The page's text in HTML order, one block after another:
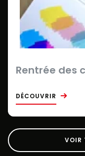
Rentrée des
DÉCOUVRIR
VOIR